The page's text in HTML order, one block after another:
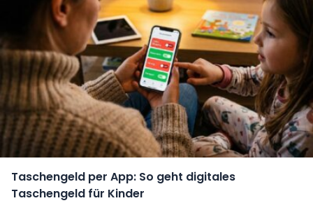
Taschengeld per App: So geht digitales
Taschengeld für Kinder